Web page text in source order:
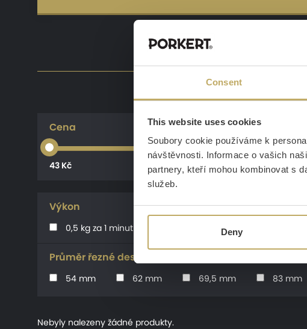
Consent
This website uses cookies
Soubory cookie používáme k
návštěvnosti. Informace o vašich
partnery, kteří mohou kombinovat s
služeb.
Deny
Cena
43 Kč
Výkon
0,5 kg za 1 minutu 0,7 kg za 1 minutu
Průměr řezné desky
54 mm 62 mm 69,5 mm 83 mm
Nebyly nalezeny žádné produkty.